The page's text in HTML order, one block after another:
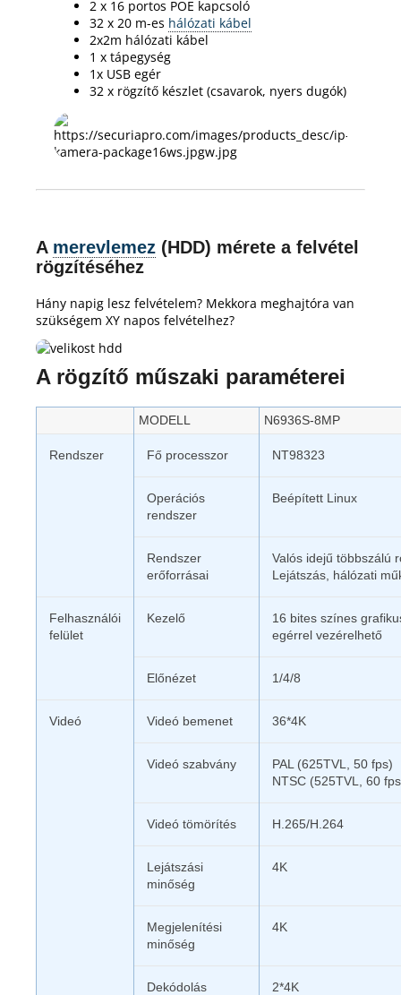
2 x 16 portos POE kapcsoló
32 x 20 m-es hálózati kábel
2x2m hálózati kábel
1 x tápegység
1x USB egér
32 x rögzítő készlet (csavarok, nyers dugók)
A merevlemez (HDD) mérete a felvétel
rögzítéséhez
Hány napig lesz felvételem? Mekkora meghajtóra van
szükségem XY napos felvételhez?
A rögzítő műszaki paraméterei
MODELL N6936S-8MP
Rendszer Fő processzor NT98323
Operációs
rendszer
Beépített Linux
Rendszer
erőforrásai
Valós idejű többszálú
Lejátszás, hálózati
Felhasználói
felület
Kezelő
16 bites színes
egérrel vezérelhető
Előnézet 1/4/8
Videó Videó bemenet 36*4K
Videó szabvány
PAL (625TVL, 50 fps)
NTSC (525TVL, 60
Videó tömörítés H.265/H.264
Lejátszási
minőség
4K
Megjelenítési
minőség
4K
Dekódolás 2*4K